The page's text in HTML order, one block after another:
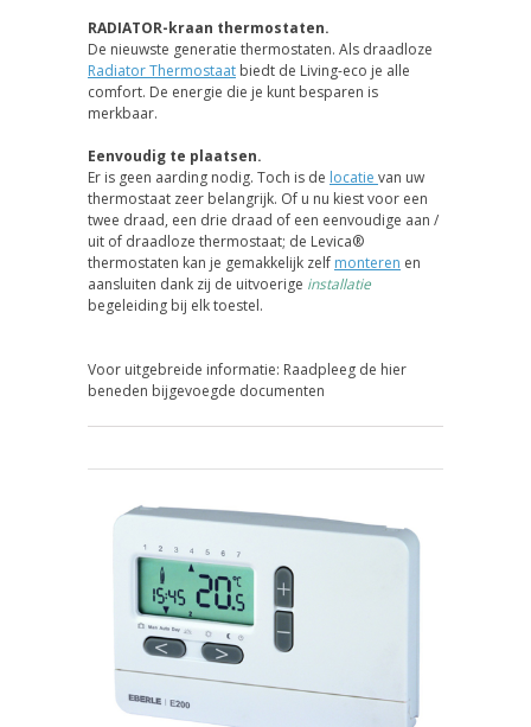
RADIATOR-kraan thermostaten.
De nieuwste generatie thermostaten. Als draadloze
Radiator Thermostaat biedt de Living-eco je alle
comfort. De energie die je kunt besparen is
merkbaar.
Eenvoudig te plaatsen.
Er is geen aarding nodig. Toch is de locatie van uw
thermostaat zeer belangrijk. Of u nu kiest voor een
twee draad, een drie draad of een eenvoudige aan /
uit of draadloze thermostaat; de Levica®
thermostaten kan je gemakkelijk zelf monteren en
aansluiten dank zij de uitvoerige installatie
begeleiding bij elk toestel.
Voor uitgebreide informatie: Raadpleeg de hier
beneden bijgevoegde documenten